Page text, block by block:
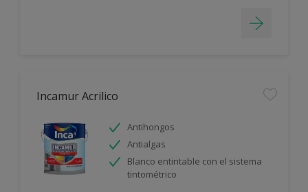
Incamur Acrilico
Antihongos
Antialgas
Blanco entintable con el sistema
tintométrico